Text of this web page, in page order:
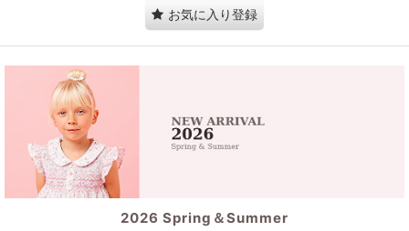
お気に入り登録
2026 Spring＆Summer